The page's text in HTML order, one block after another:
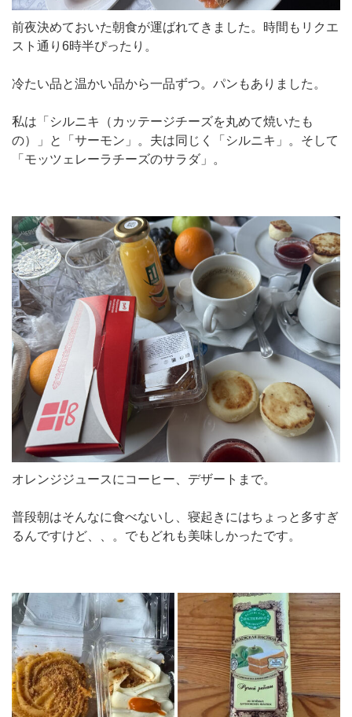
前夜決めておいた朝食が運ばれてきました。時間もリクエ
スト通り6時半ぴったり。
冷たい品と温かい品から一品ずつ。パンもありました。
私は「シルニキ（カッテージチーズを丸めて焼いたも
の）」と「サーモン」。夫は同じく「シルニキ」。そして
「モッツェレーラチーズのサラダ」。
オレンジジュースにコーヒー、デザートまで。
普段朝はそんなに食べないし、寝起きにはちょっと多すぎ
るんですけど、、。でもどれも美味しかったです。